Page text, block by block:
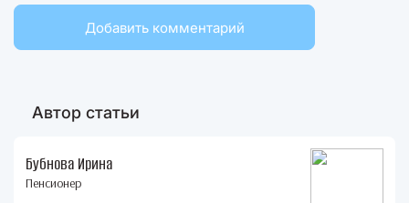
Добавить комментарий
Автор статьи
Бубнова Ирина
Пенсионер